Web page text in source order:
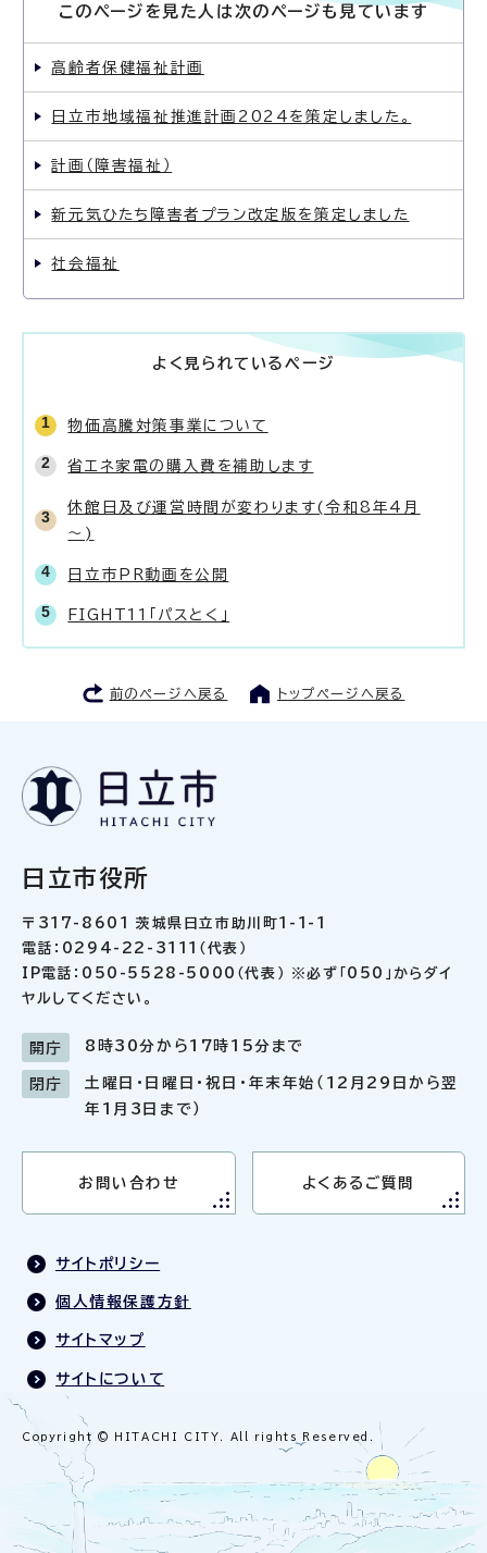
このページを見た人は次のページも見ています
高齢者保健福祉計画
日立市地域福祉推進計画2024を策定しました。
計画（障害福祉）
新元気ひたち障害者プラン改定版を策定しました
社会福祉
よく見られているページ
物価高騰対策事業について
省エネ家電の購入費を補助します
休館日及び運営時間が変わります(令和8年4月
～)
日立市PR動画を公開
FIGHT11「パスとく」
前のページへ戻る トップページへ戻る
日立市役所
〒317-8601 茨城県日立市助川町1-1-1
電話：0294-22-3111（代表）
IP電話：050-5528-5000（代表） ※必ず「050」からダイ
ヤルしてください。
開庁 8時30分から17時15分まで
閉庁
土曜日・日曜日・祝日・年末年始（12月29日から翌
年1月3日まで）
お問い合わせ よくあるご質問
サイトポリシー
個人情報保護方針
サイトマップ
サイトについて
Copyright © HITACHI CITY. All rights Reserved.